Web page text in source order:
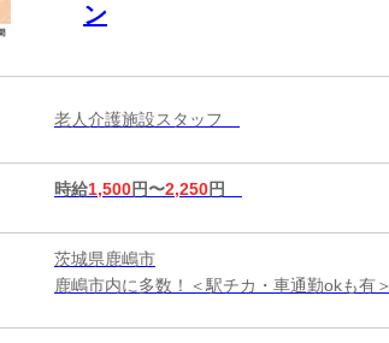
ン
老人介護施設スタッフ
時給1,500円〜2,250円
茨城県鹿嶋市
鹿嶋市内に多数！＜駅チカ・車通勤okも有＞